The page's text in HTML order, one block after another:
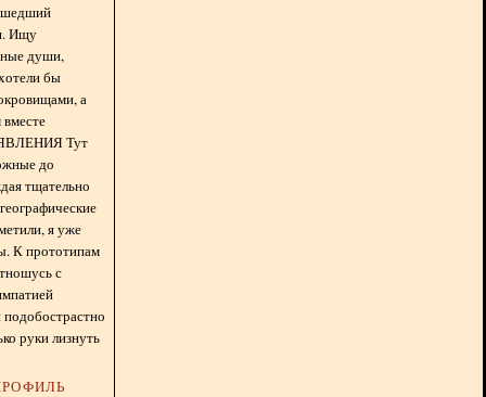
Ищу
души,
бы
а
Тут
до
тщательно
я уже
К прототипам
с
подобострастно
руки лизнуть